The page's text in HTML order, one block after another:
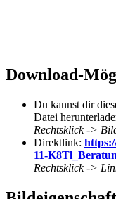
Download-
Du kannst dir
Datei
Rechtsklick ->
Direktlink:
11-
Rechtsklick ->